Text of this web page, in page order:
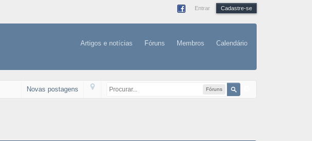
Entrar Cadastre-se
Artigos e notícias Fóruns Membros Calendário
Fóruns
Novas postagens